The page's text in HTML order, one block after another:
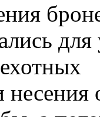
несения